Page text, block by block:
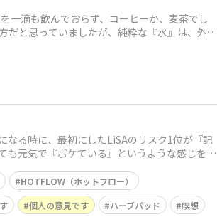
一滴も飲んでおらず、コーヒーか、麦茶でし
だと思っていましたが、純粋な『水』は、外食
なる時に、最初にしたLiSAのリスク1位が『記
も元気で『ボケている』というような感じを受
HOTFLOW（ホットフロー）
個人の意見です ハーブパッド 瞑想